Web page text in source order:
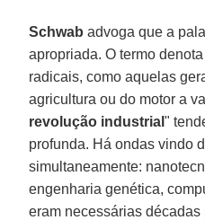
Schwab advoga que a
apropriada. O termo
radicais, como aquelas
agricultura ou do motor a
revolução industrial"
profunda. Há ondas vindo
simultaneamente:
engenharia genética,
eram necessárias décadas